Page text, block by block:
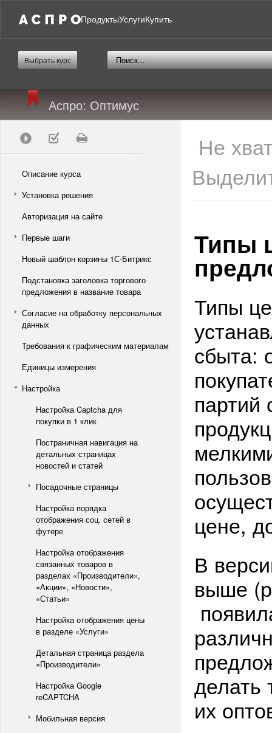
ПродуктыУслугиКупить
Выбрать курс
Аспро: Оптимус
Описание курса
Установка решения
Авторизация на сайте
Первые шаги
Новый шаблон корзины 1С-Битрикс
Подстановка заголовка торгового
предложения в название товара
Согласие на обработку персональных
данных
Требования к графическим материалам
Единицы измерения
Настройка
Настройка Captcha для
покупки в 1 клик
Постраничная навигация на
детальных страницах
новостей и статей
Посадочные страницы
Настройка порядка
отображения соц. сетей в
футере
Настройка отображения
связанных товаров в
разделах «Производители»,
«Акции», «Новости»,
«Статьи»
Настройка отображения цены
в разделе «Услуги»
Детальная страница раздела
«Производители»
Настройка Google
reCAPTCHA
Мобильная версия
Не
Типы
Типы
сбыта:
партий
цене,
В
выше
делать
их